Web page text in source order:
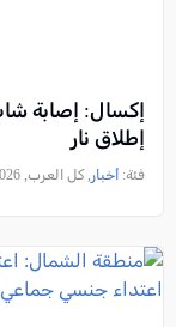
إكسال: إصابة
إطلاق نار
فئة: أخبار , كل العرب, 2026-08-05 20:55:25